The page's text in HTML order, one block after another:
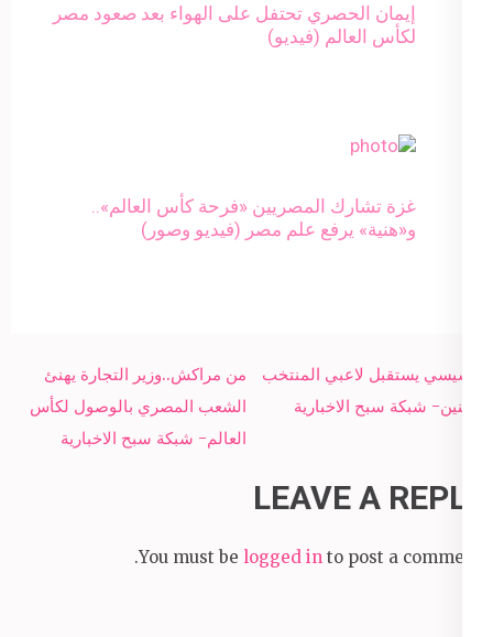
إيمان الحصري تحتفل على الهواء بعد صعود مصر
لكأس العالم (فيديو)
غزة تشارك المصريين «فرحة كأس العالم»..
و«هنية» يرفع علم مصر (فيديو وصور)
Post
navigation
من مراكش..وزير التجارة يهنئ
الشعب المصري بالوصول لكأس
العالم- شبكة سبح الاخبارية
السيسي يستقبل لاعبي المنتخب
الاثنين- شبكة سبح الاخبارية
LEAVE A REPLY
You must be logged in to post a comment.